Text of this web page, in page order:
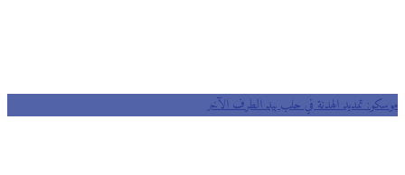
موسكو: تمديد الهدنة في حلب بيد الطرف الآخر